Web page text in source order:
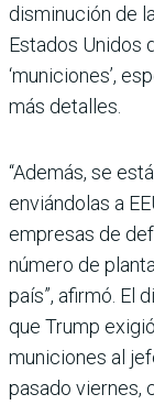
disminución de
Estados Unidos
‘municiones’,
más detalles.
“Además, se
enviándolas a
empresas de
número de
país”, afirmó. El
que Trump
municiones al
pasado viernes,